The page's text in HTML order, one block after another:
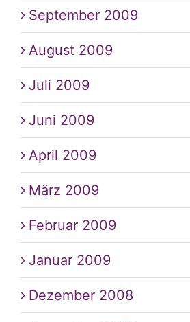
September 2009
August 2009
Juli 2009
Juni 2009
April 2009
März 2009
Februar 2009
Januar 2009
Dezember 2008